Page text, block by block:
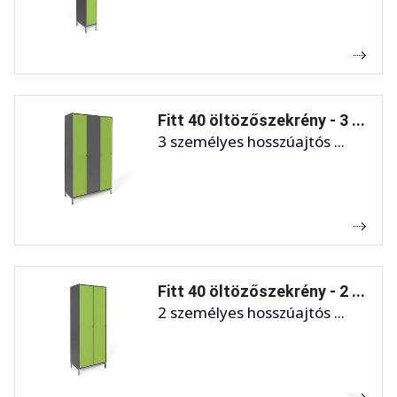
Fitt 40 öltözőszekrény - 3 ...
3 személyes hosszúajtós ...
Fitt 40 öltözőszekrény - 2 ...
2 személyes hosszúajtós ...